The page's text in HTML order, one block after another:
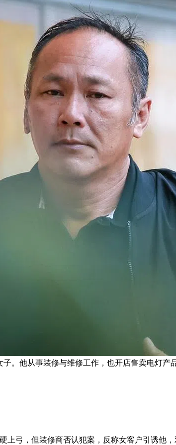
。他从事装修与维修工作，也开店售卖电灯产
上弓，但装修商否认犯案，反称女客户引诱他